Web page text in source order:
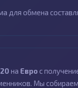
для обмена
на Еврос
Мы